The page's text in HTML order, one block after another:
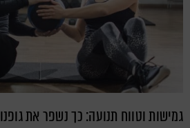
גמישות וטווח תנועה: כך נשפר את גופנו